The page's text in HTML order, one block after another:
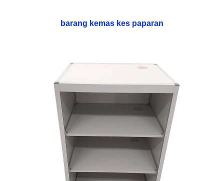
barang kemas kes paparan